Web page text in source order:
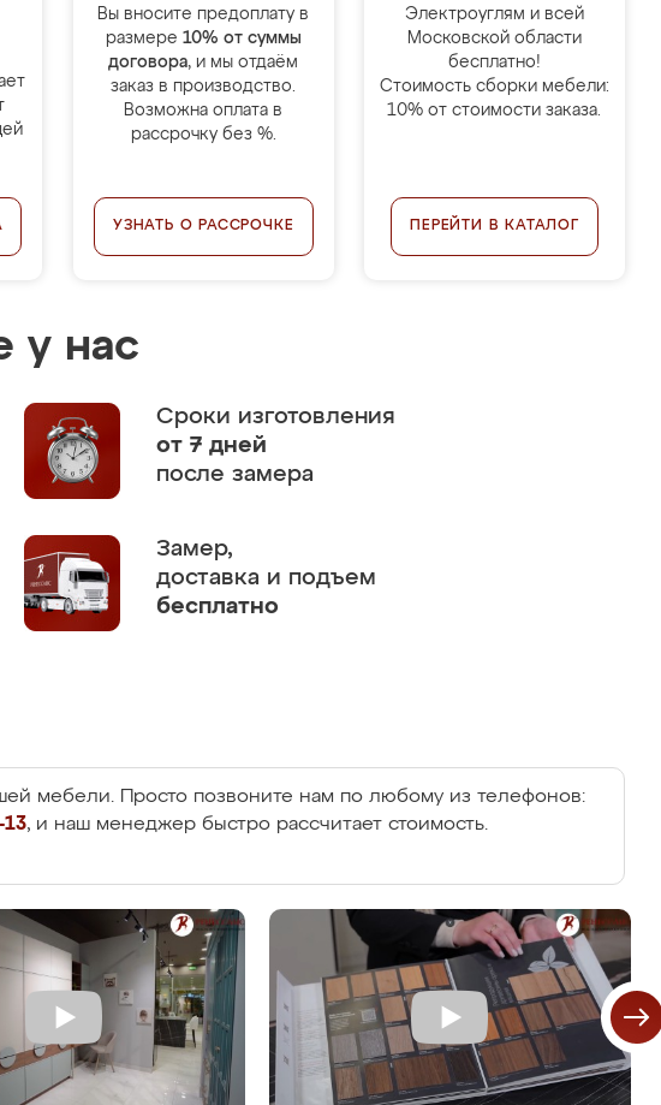
Вы вносите предоплату в
размере 10% от суммы
договора, и мы отдаём
заказ в производство.
Возможна оплата в
рассрочку без %.
УЗНАТЬ О РАССРОЧКЕ
Электроуглям и всей
Московской области
бесплатно!
Стоимость сборки мебели:
10% от стоимости заказа.
ПЕРЕЙТИ В КАТАЛОГ
у нас
Сроки изготовления
от 7 дней
после замера
Замер,
доставка и подъем
бесплатно
мебели. Просто позвоните нам по любому из телефонов:
13, и наш менеджер быстро рассчитает стоимость.